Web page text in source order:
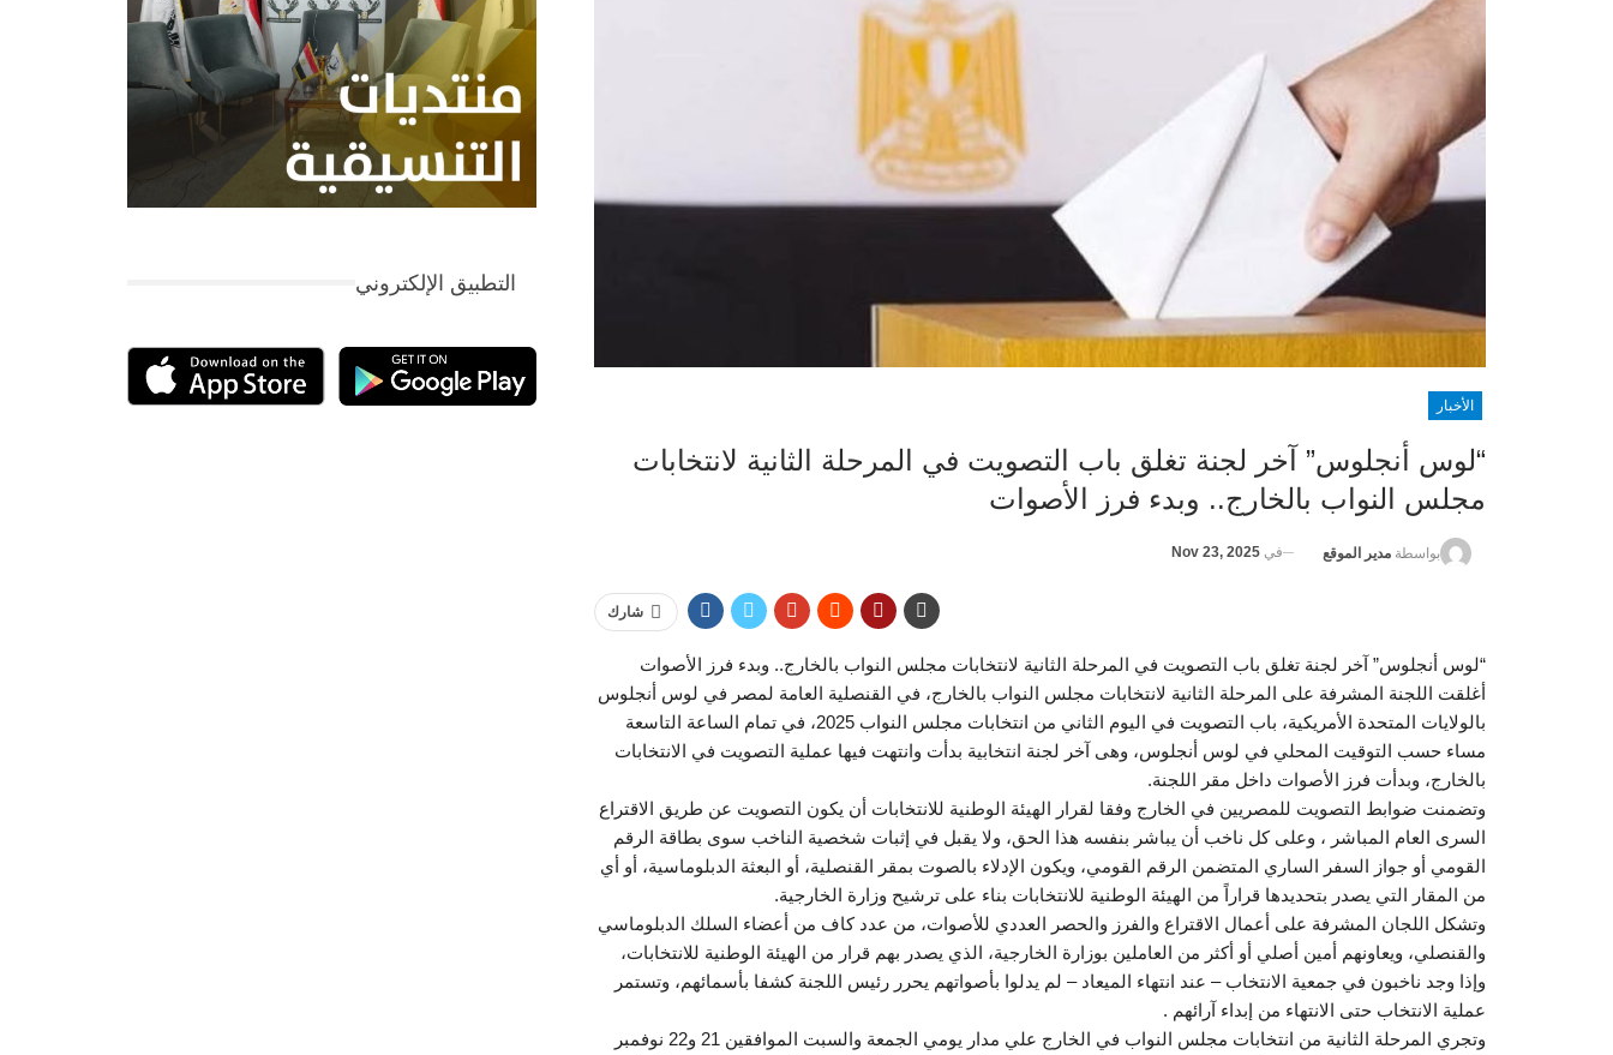
الأخبار
“لوس أنجلوس” آخر لجنة تغلق باب التصويت في المرحلة الثانية لانتخابات
مجلس النواب بالخارج.. وبدء فرز الأصوات
بواسطة مدير الموقع في Nov 23, 2025
شارك
“لوس أنجلوس” آخر لجنة تغلق باب التصويت في المرحلة الثانية لانتخابات مجلس النواب بالخارج.. وبدء فرز الأصوات
أغلقت اللجنة المشرفة على المرحلة الثانية لانتخابات مجلس النواب بالخارج، في القنصلية العامة لمصر في لوس أنجلوس
بالولايات المتحدة الأمريكية، باب التصويت في اليوم الثاني من انتخابات مجلس النواب 2025، في تمام الساعة التاسعة
مساء حسب التوقيت المحلي في لوس أنجلوس، وهى آخر لجنة انتخابية بدأت وانتهت فيها عملية التصويت في الانتخابات
بالخارج، وبدأت فرز الأصوات داخل مقر اللجنة.
وتضمنت ضوابط التصويت للمصريين في الخارج وفقا لقرار الهيئة الوطنية للانتخابات أن يكون التصويت عن طريق الاقتراع
السرى العام المباشر ، وعلى كل ناخب أن يباشر بنفسه هذا الحق، ولا يقبل في إثبات شخصية الناخب سوى بطاقة الرقم
القومي أو جواز السفر الساري المتضمن الرقم القومي، ويكون الإدلاء بالصوت بمقر القنصلية، أو البعثة الدبلوماسية، أو أي
من المقار التي يصدر بتحديدها قراراً من الهيئة الوطنية للانتخابات بناء على ترشيح وزارة الخارجية.
وتشكل اللجان المشرفة على أعمال الاقتراع والفرز والحصر العددي للأصوات، من عدد كاف من أعضاء السلك الدبلوماسي
والقنصلي، ويعاونهم أمين أصلي أو أكثر من العاملين بوزارة الخارجية، الذي يصدر بهم قرار من الهيئة الوطنية للانتخابات،
وإذا وجد ناخبون في جمعية الانتخاب – عند انتهاء الميعاد – لم يدلوا بأصواتهم يحرر رئيس اللجنة كشفا بأسمائهم، وتستمر
عملية الانتخاب حتى الانتهاء من إبداء آرائهم .
وتجري المرحلة الثانية من انتخابات مجلس النواب في الخارج علي مدار يومي الجمعة والسبت الموافقين 21 و22 نوفمبر
التطبيق الإلكتروني